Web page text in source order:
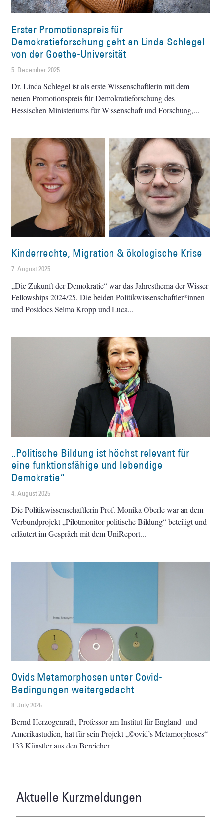
Erster Promotionspreis für
Demokratieforschung geht an Linda Schlegel
von der Goethe-Universität
5. December 2025
Dr. Linda Schlegel ist als erste Wissenschaftlerin mit dem
neuen Promotionspreis für Demokratieforschung des
Hessischen Ministeriums für Wissenschaft und Forschung,
Kinderrechte, Migration & ökologische Krise
7. August 2025
„Die Zukunft der Demokratie“ war das Jahresthema der Wisser
Fellowships 2024/25. Die beiden Politikwissenschaftler*innen
und Postdocs Selma Kropp und Luca
„Politische Bildung ist höchst relevant für
eine funktionsfähige und lebendige
Demokratie“
4. August 2025
Die Politikwissenschaftlerin Prof. Monika Oberle war an dem
Verbundprojekt „Pilotmonitor politische Bildung“ beteiligt und
erläutert im Gespräch mit dem UniReport
Ovids Metamorphosen unter Covid-
Bedingungen weitergedacht
8. July 2025
Bernd Herzogenrath, Professor am Institut für England- und
Amerikastudien, hat für sein Projekt „©ovid’s Metamorphoses“
133 Künstler aus den Bereichen
Aktuelle Kurzmeldungen